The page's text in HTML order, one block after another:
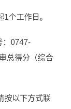
个工作日。
：0747-
总得分（综合
按以下方式联